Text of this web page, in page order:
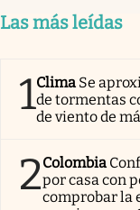
Las más leídas
1Clima Se
de tormentas
de viento de
2Colombia
por casa con
comprobar la